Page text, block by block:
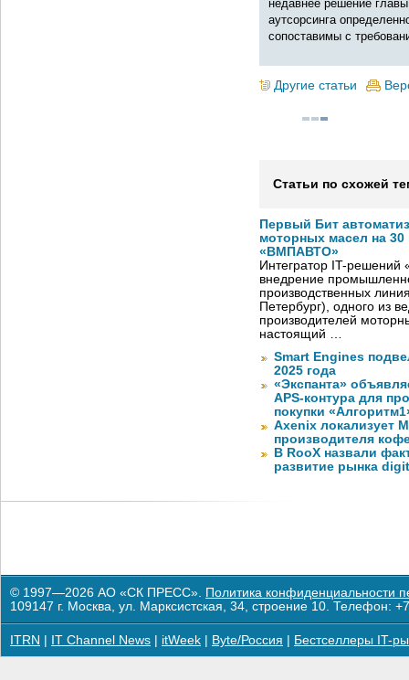
недавнее решение
аутсорсинга
сопоставимы с
Другие статьи
Статьи по схожей
Первый Бит
моторных масел на
«ВМПАВТО»
Интегратор IT-
внедрение
производственных
Петербург), одного из
производителей
настоящий …
Smart Engines
2025 года
«Экспанта»
APS-контура для
покупки
Axenix локализует
производителя
В RooX назвали
развитие рынка
© 1997—2026 АО «СК ПРЕСС». Политика конфиденциальности
109147 г. Москва, ул. Марксистская, 34, строение 10. Телефон:
ITRN IT Channel News itWeek Byte/Россия Бестселлеры IT-